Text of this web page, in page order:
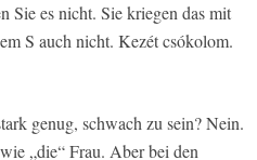
Sie es nicht. Sie kriegen das mit
S auch nicht. Kezét csókolom.
genug, schwach zu sein? Nein.
„die“ Frau. Aber bei den